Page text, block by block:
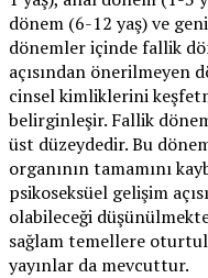
dönem (6-12 yaş) ve
dönemler içinde fallik
açısından önerilmeyen
cinsel kimliklerini
belirginleşir. Fallik
üst düzeydedir. Bu
organının tamamını
psikoseksüel gelişim
olabileceği
sağlam temellere
yayınlar da mevcuttur.